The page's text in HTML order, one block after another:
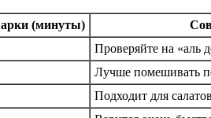
(минуты)
Проверяйте на «аль
Лучше помешивать
Подходит для